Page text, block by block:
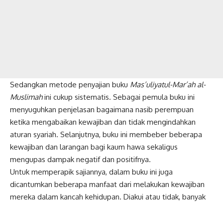
Sedangkan metode penyajian buku Mas’uliyatul-Mar’ah al-
Muslimahini cukup sistematis. Sebagai pemula buku ini
menyuguhkan penjelasan bagaimana nasib perempuan
ketika mengabaikan kewajiban dan tidak mengindahkan
aturan syariah. Selanjutnya, buku ini membeber beberapa
kewajiban dan larangan bagi kaum hawa sekaligus
mengupas dampak negatif dan positifnya.
Untuk memperapik sajiannya, dalam buku ini juga
dicantumkan beberapa manfaat dari melakukan kewajiban
mereka dalam kancah kehidupan. Diakui atau tidak, banyak